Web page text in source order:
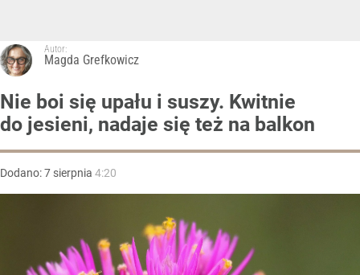
Autor:
Magda Grefkowicz
Nie boi się upału i suszy. Kwitnie
do jesieni, nadaje się też na balkon
Dodano:7 sierpnia 4:20